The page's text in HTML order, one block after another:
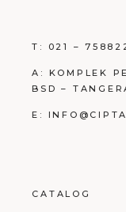
T: 021 –
A: KOMPLEK
BSD –
E:
CATALOG